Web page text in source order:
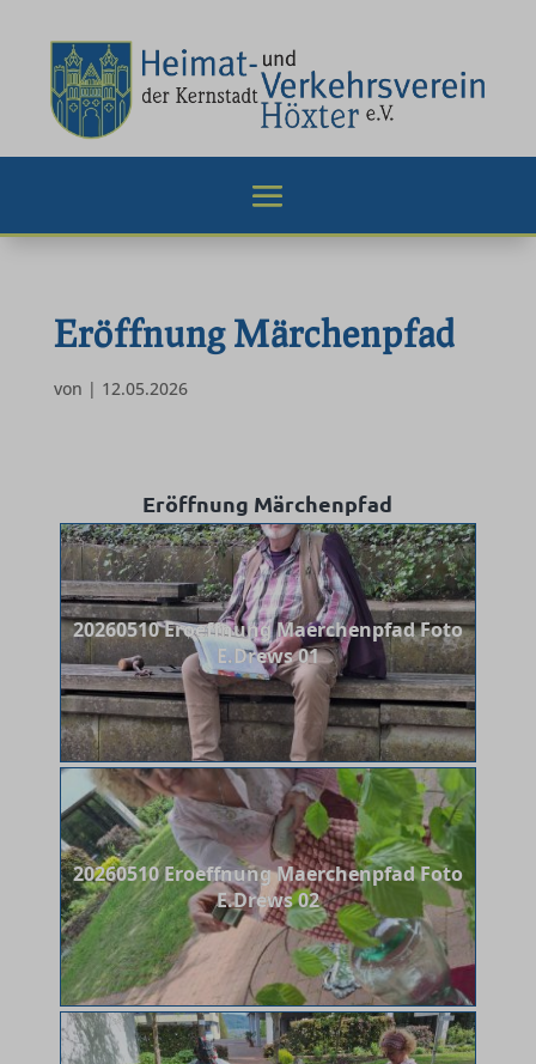
Eröffnung Märchenpfad
von | 12.05.2026
Eröffnung Märchenpfad
20260510 Eroeffnung Maerchenpfad Foto
E.Drews 01
20260510 Eroeffnung Maerchenpfad Foto
E.Drews 02